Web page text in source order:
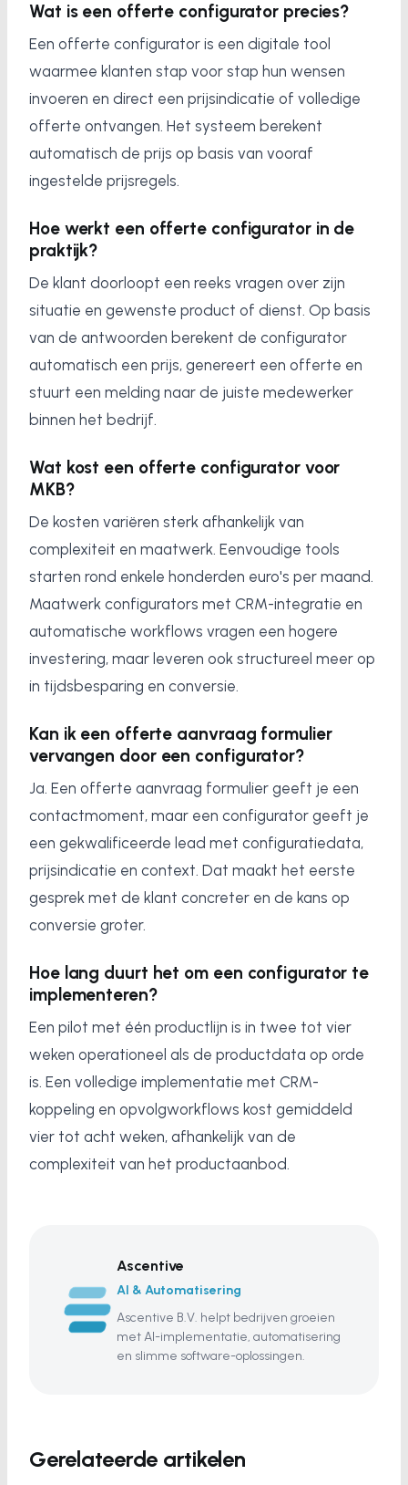
Wat is een offerte configurator precies?
Een offerte configurator is een digitale tool
waarmee klanten stap voor stap hun wensen
invoeren en direct een prijsindicatie of volledige
offerte ontvangen. Het systeem berekent
automatisch de prijs op basis van vooraf
ingestelde prijsregels.
Hoe werkt een offerte configurator in de
praktijk?
De klant doorloopt een reeks vragen over zijn
situatie en gewenste product of dienst. Op basis
van de antwoorden berekent de configurator
automatisch een prijs, genereert een offerte en
stuurt een melding naar de juiste medewerker
binnen het bedrijf.
Wat kost een offerte configurator voor
MKB?
De kosten variëren sterk afhankelijk van
complexiteit en maatwerk. Eenvoudige tools
starten rond enkele honderden euro's per maand.
Maatwerk configurators met CRM-integratie en
automatische workflows vragen een hogere
investering, maar leveren ook structureel meer op
in tijdsbesparing en conversie.
Kan ik een offerte aanvraag formulier
vervangen door een configurator?
Ja. Een offerte aanvraag formulier geeft je een
contactmoment, maar een configurator geeft je
een gekwalificeerde lead met configuratiedata,
prijsindicatie en context. Dat maakt het eerste
gesprek met de klant concreter en de kans op
conversie groter.
Hoe lang duurt het om een configurator te
implementeren?
Een pilot met één productlijn is in twee tot vier
weken operationeel als de productdata op orde
is. Een volledige implementatie met CRM-
koppeling en opvolgworkflows kost gemiddeld
vier tot acht weken, afhankelijk van de
complexiteit van het productaanbod.
Ascentive
AI & Automatisering
Ascentive B.V. helpt bedrijven groeien
met AI-implementatie, automatisering
en slimme software-oplossingen.
Gerelateerde artikelen